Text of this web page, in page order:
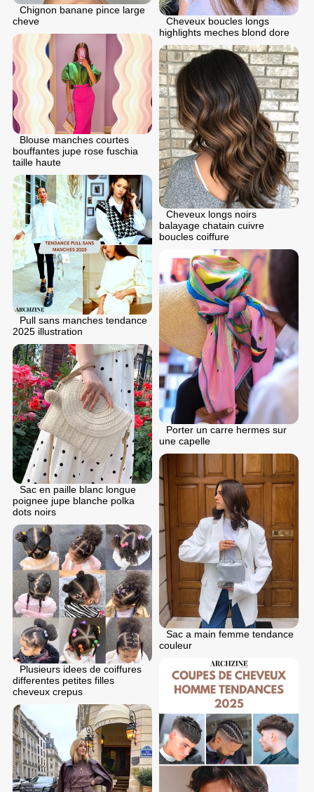
Cheveux boucles longs
highlights meches blond dore
Chignon banane pince large
cheve
Blouse manches courtes
bouffantes jupe rose fuschia
taille haute
Cheveux longs noirs
balayage chatain cuivre
boucles coiffure
Pull sans manches tendance
2025 illustration
Porter un carre hermes sur
une capelle
Sac en paille blanc longue
poignee jupe blanche polka
dots noirs
Sac a main femme tendance
couleur
Plusieurs idees de coiffures
differentes petites filles
cheveux crepus